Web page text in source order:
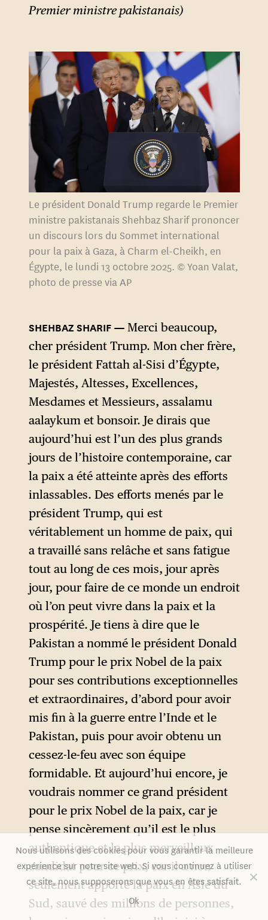
Premier ministre pakistanais)
Le président Donald Trump regarde le Premier
ministre pakistanais Shehbaz Sharif prononcer
un discours lors du Sommet international
pour la paix à Gaza, à Charm el-Cheikh, en
Égypte, le lundi 13 octobre 2025. © Yoan Valat,
photo de presse via AP
SHEHBAZ SHARIF
Merci beaucoup,
cher président Trump. Mon cher frère,
le président Fattah al-Sisi d’Égypte,
Majestés, Altesses, Excellences,
Mesdames et Messieurs, assalamu
aalaykum et bonsoir. Je dirais que
aujourd’hui est l’un des plus grands
jours de l’histoire contemporaine, car
la paix a été atteinte après des efforts
inlassables. Des efforts menés par le
président Trump, qui est
véritablement un homme de paix, qui
a travaillé sans relâche et sans fatigue
tout au long de ces mois, jour après
jour, pour faire de ce monde un endroit
où l’on peut vivre dans la paix et la
prospérité. Je tiens à dire que le
Pakistan a nommé le président Donald
Trump pour le prix Nobel de la paix
pour ses contributions exceptionnelles
et extraordinaires, d’abord pour avoir
mis fin à la guerre entre l’Inde et le
Pakistan, puis pour avoir obtenu un
cessez-le-feu avec son équipe
formidable. Et aujourd’hui encore, je
voudrais nommer ce grand président
pour le prix Nobel de la paix, car je
pense sincèrement qu’il est le plus
authentique et le plus merveilleux
candidat pour ce prix, car il a non
seulement apporté la paix en Asie du
Sud, sauvé des millions de personnes,
Nous utilisons des cookies pour vous garantir la meilleure
expérience sur notre site web. Si vous continuez à utiliser
ce site, nous supposerons que vous en êtes satisfait.
Ok